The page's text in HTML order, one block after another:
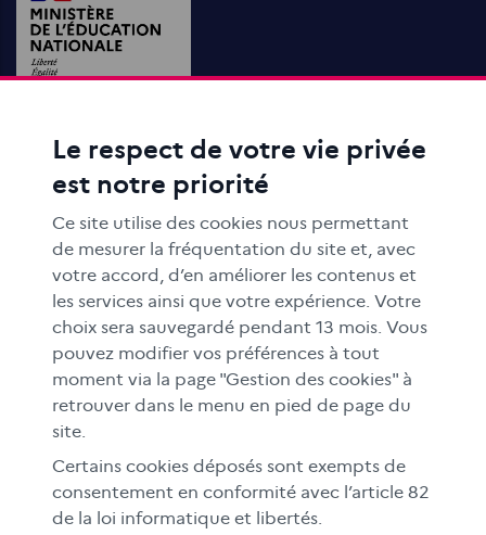
ACTIONS ÉDUCATIVES
FORMATION
RESSOURCES
MÉDIAS SCOLAIRES
FAMILLES
Le CLEMI
En académies
À l'international
CLEMI sup
Espace presse
Le respect de votre vie privée
est notre priorité
Ce site utilise des cookies nous permettant
de mesurer la fréquentation du site et, avec
votre accord, d’en améliorer les contenus et
les services ainsi que votre expérience. Votre
choix sera sauvegardé pendant 13 mois. Vous
pouvez modifier vos préférences à tout
moment via la page "Gestion des cookies" à
retrouver dans le menu en pied de page du
site.
Certains cookies déposés sont exempts de
consentement en conformité avec l’article 82
de la loi informatique et libertés.